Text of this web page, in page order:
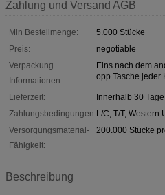
Zahlung und Versand AGB
Min Bestellmenge:
5.000 Stücke
Preis:
negotiable
Verpackung
Informationen:
Eins nach dem
opp Tasche jeder
Lieferzeit:
Innerhalb 30
Zahlungsbedingungen:L/C, T/T, Western
Versorgungsmaterial-
Fähigkeit:
200.000 Stücke
Beschreibung